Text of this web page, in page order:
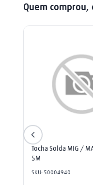
Quem
Tocha Solda MIG /
5M
SKU: 50004940